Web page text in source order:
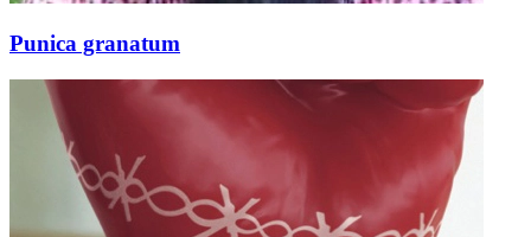
Punica granatum